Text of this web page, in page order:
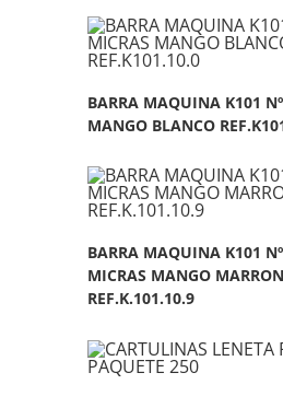
BARRA MAQUINA K101
MANGO BLANCO
BARRA MAQUINA K101
MICRAS MANGO
REF.K.101.10.9